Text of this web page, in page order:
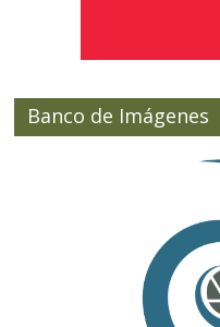
Banco de Imágenes